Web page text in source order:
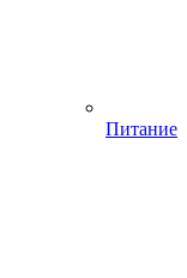
Питание